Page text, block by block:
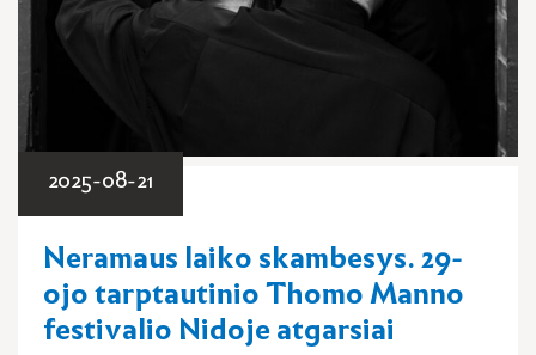
2025-08-21
Neramaus laiko skambesys. 29-
ojo tarptautinio Thomo Manno
festivalio Nidoje atgarsiai